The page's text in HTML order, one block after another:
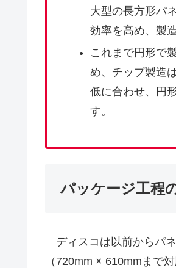
大型の長方形パ
効率を高め、製
これまで円形で
め、チップ製造
低に合わせ、円
す。
パッケージ工程
ディスコは以前からパ
（720mm × 610mmまで